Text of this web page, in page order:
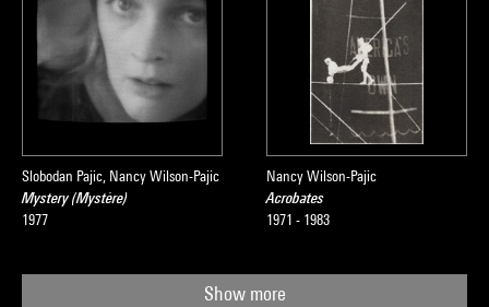
Slobodan Pajic, Nancy Wilson-Pajic
Mystery (Mystère)
1977
Nancy Wilson-Pajic
Acrobates
1971 - 1983
Show more